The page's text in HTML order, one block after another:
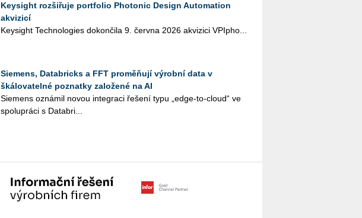
Keysight rozšiřuje portfolio Photonic Design Automation
akvizicí
Key­sight Tech­no­lo­gies do­kon­či­la 9. červ­na 2026 akvi­zi­ci VPI­pho...
Siemens, Databricks a FFT proměňují výrobní data v
škálovatelné poznatky založené na AI
Sie­mens ozná­mil novou in­te­gra­ci ře­še­ní typu „edge-to-cloud“ ve
spo­lu­prá­ci s Da­ta­b­ri...